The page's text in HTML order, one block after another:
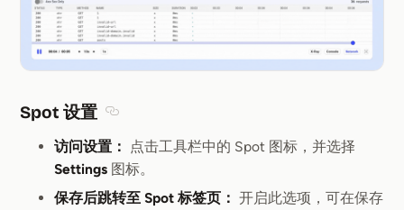
Spot 设置
访问设置：
点击工具栏中的 Spot 图标，并选择
Settings 图标。
保存后跳转至 Spot 标签页： 开启此选项，可在保存